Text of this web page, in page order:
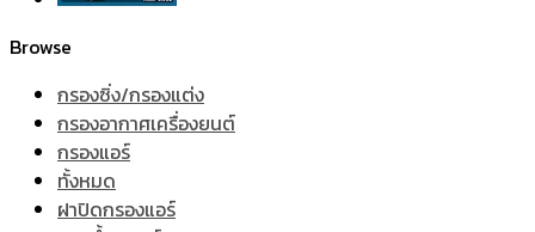
Browse
กรองซิ่ง/กรองแต่ง
กรองอากาศเครื่องยนต์
กรองแอร์
ทั้งหมด
ฝาปิดกรองแอร์